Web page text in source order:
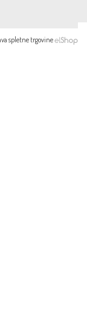
spletne trgovine